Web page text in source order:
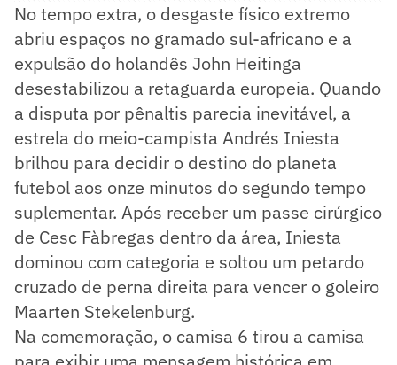
No tempo extra, o desgaste físico extremo
abriu espaços no gramado sul-africano e a
expulsão do holandês John Heitinga
desestabilizou a retaguarda europeia. Quando
a disputa por pênaltis parecia inevitável, a
estrela do meio-campista Andrés Iniesta
brilhou para decidir o destino do planeta
futebol aos onze minutos do segundo tempo
suplementar. Após receber um passe cirúrgico
de Cesc Fàbregas dentro da área, Iniesta
dominou com categoria e soltou um petardo
cruzado de perna direita para vencer o goleiro
Maarten Stekelenburg.
Na comemoração, o camisa 6 tirou a camisa